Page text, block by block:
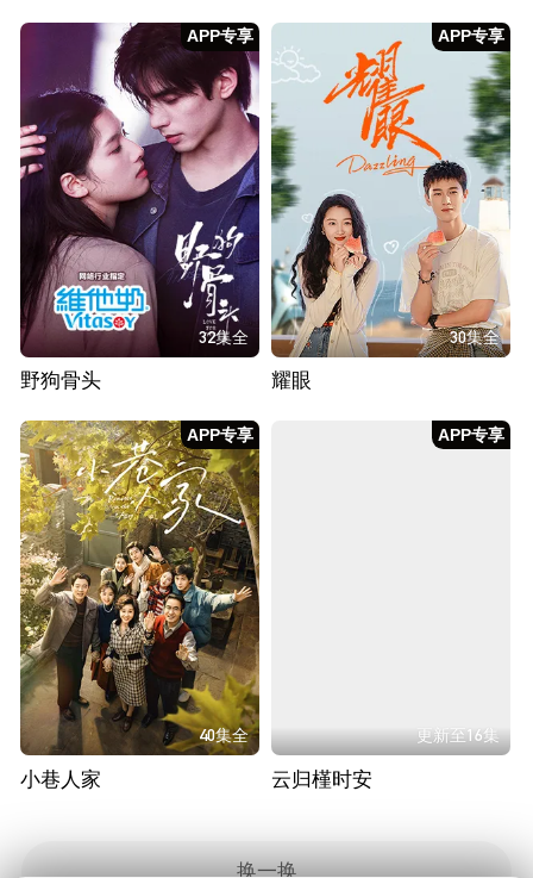
APP专享
32集全
野狗骨头
APP专享
30集全
耀眼
APP专享
40集全
小巷人家
APP专享
更新至16集
云归槿时安
换一换